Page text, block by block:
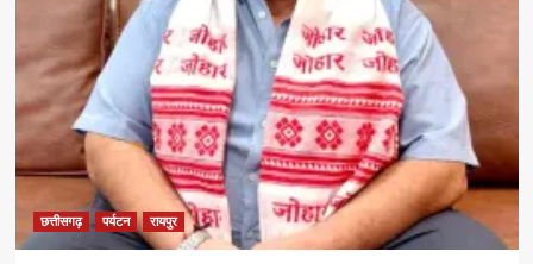
छत्तीसगढ़
पर्यटन
की
दमदार
दस्तक
छत्तीसगढ़ पर्यटन रायपुर